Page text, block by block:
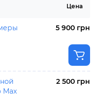
Цена
5 900 грн
Max
2 500 грн